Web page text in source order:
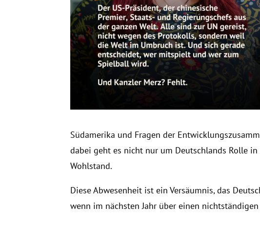
Südamerika und Fragen der
dabei geht es nicht nur um Deutschlands Rolle
Wohlstand.
Diese Abwesenheit ist ein Versäumnis, das
wenn im nächsten Jahr über einen